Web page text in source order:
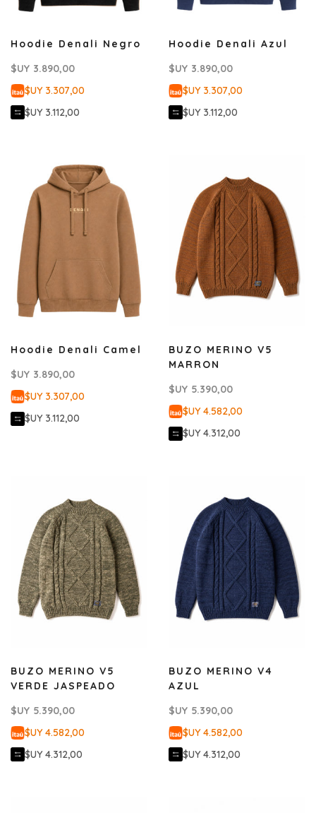
Hoodie Denali Negro
$UY 3.890,00
$UY 3.307,00
$UY 3.112,00
Hoodie Denali Azul
$UY 3.890,00
$UY 3.307,00
$UY 3.112,00
Hoodie Denali Camel
$UY 3.890,00
$UY 3.307,00
$UY 3.112,00
BUZO MERINO V5
MARRON
$UY 5.390,00
$UY 4.582,00
$UY 4.312,00
BUZO MERINO V5
VERDE JASPEADO
$UY 5.390,00
$UY 4.582,00
$UY 4.312,00
BUZO MERINO V4
AZUL
$UY 5.390,00
$UY 4.582,00
$UY 4.312,00